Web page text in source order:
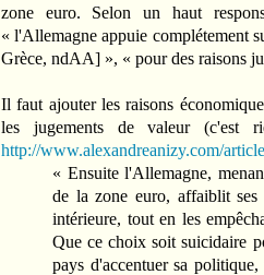
zone euro. Selon un haut
« l'Allemagne appuie complétement
Grèce, ndAA] », « pour des raisons
Il faut ajouter les raisons
les jugements de valeur
http://www.alexandreanizy.com/
« Ensuite l'Allemagne,
de la zone euro, affaiblit ses
intérieure, tout en les
Que ce choix soit suicidaire
pays d'accentuer sa